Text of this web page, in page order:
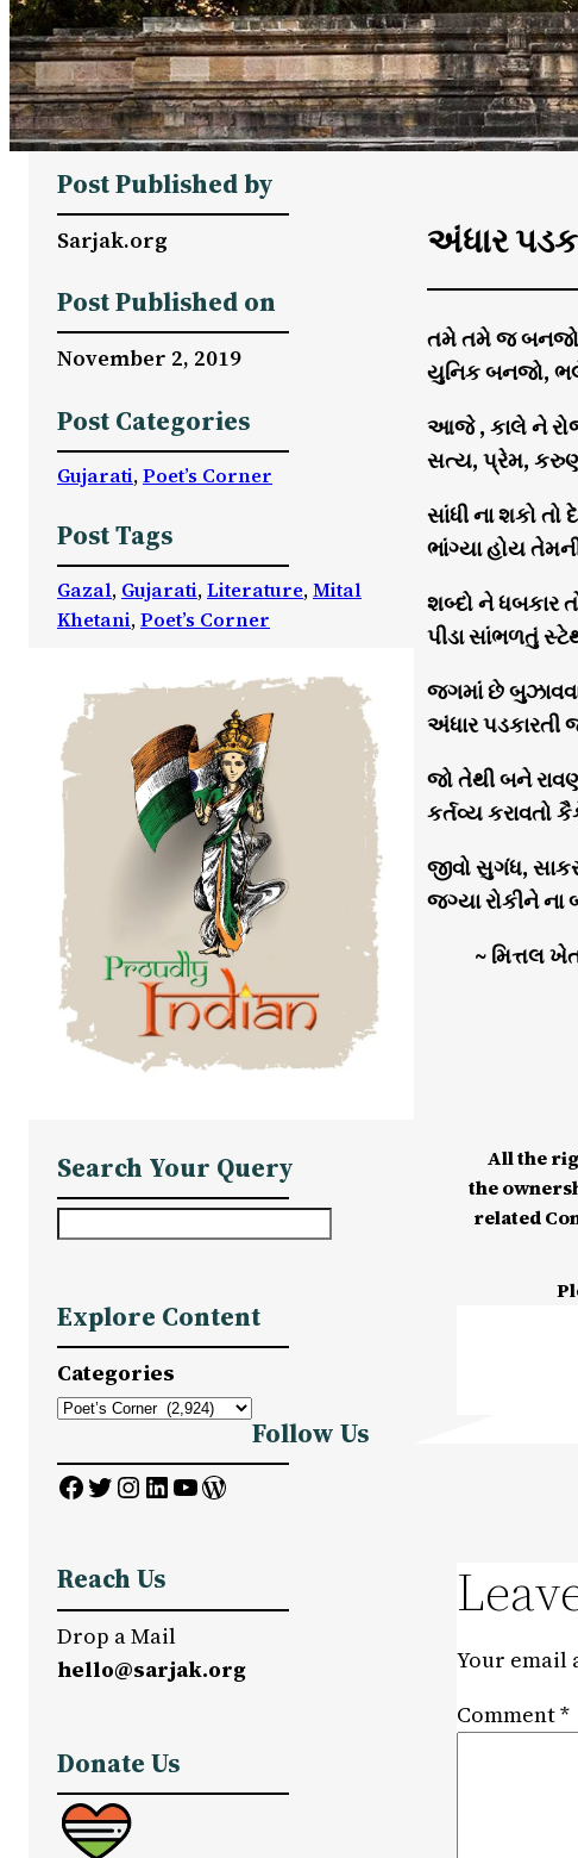
Post Published by
Sarjak.org
Post Published on
November 2, 2019
Post Categories
Gujarati, Poet’s Corner
Post Tags
Gazal, Gujarati, Literature, Mital
Khetani, Poet’s Corner
Search Your Query
r
c
h
Explore Content
Categories
Follow Us
Facebook Twitter InstagramLinkedIn YouTube WordPress
Reach Us
Drop a Mail
hello@sarjak.org
Donate Us
અંધાર
તમે તમે જ
યુનિક બનજો,
આજે , કાલે ને
સત્ય, પ્રેમ,
સાંધી ના શકો તો
ભાંગ્યા હોય
શબ્દો ને ધબકાર
પીડા સાંભળતું
જગમાં છે
અંધાર
જો તેથી બને
કર્તવ્ય કરાવતો
જીવો સુગંધ,
જગ્યા રોકીને
~ મિત્તલ
All the
the
related
Your email
Comment*